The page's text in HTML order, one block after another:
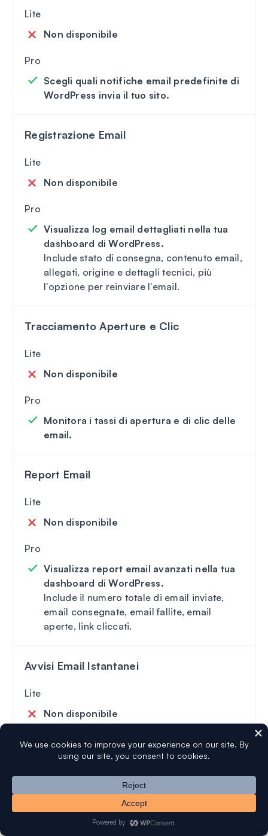
Non disponibile
Scegli quali notifiche email predefinite di
WordPress invia il tuo sito.
Registrazione Email
Non disponibile
Visualizza log email dettagliati nella tua
dashboard di WordPress.
Include stato di consegna, contenuto email,
allegati, origine e dettagli tecnici, più
l'opzione per reinviare l'email.
Tracciamento Aperture e Clic
Non disponibile
Monitora i tassi di apertura e di clic delle
email.
Report Email
Non disponibile
Visualizza report email avanzati nella tua
dashboard di WordPress.
Include il numero totale di email inviate,
email consegnate, email fallite, email
aperte, link cliccati.
Avvisi Email Istantanei
Non disponibile
Ricevi un avviso tramite il tuo canale
preferito ogni volta che un'email non
Email, Slack, SMS tramite Twilio, Microsoft
Teams, Discord o webhook personalizzati.